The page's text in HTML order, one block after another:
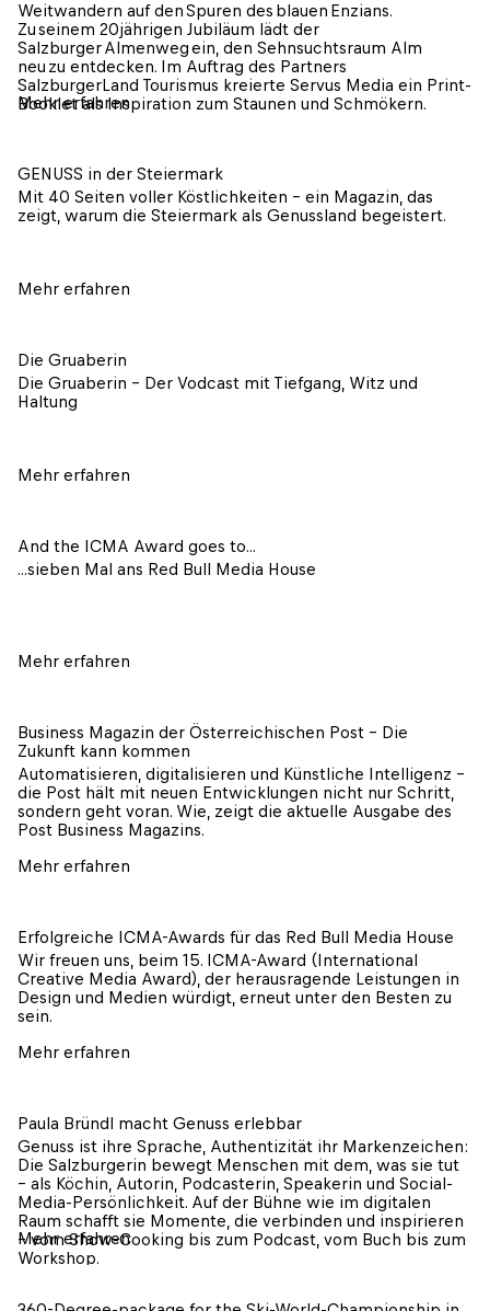
Weitwandern auf den Spuren des blauen Enzians.
Zu seinem 20jährigen Jubiläum lädt der
Salzburger Almenweg ein, den Sehnsuchtsraum Alm
neu zu entdecken. Im Auftrag des Partners
SalzburgerLand Tourismus kreierte Servus Media ein Print-
Booklet als Inspiration zum Staunen und Schmökern.
Mehr erfahren
GENUSS in der Steiermark
Mit 40 Seiten voller Köstlichkeiten – ein Magazin, das
zeigt, warum die Steiermark als Genussland begeistert.
Mehr erfahren
Die Gruaberin
Die Gruaberin - Der Vodcast mit Tiefgang, Witz und
Haltung
Mehr erfahren
And the ICMA Award goes to...
...sieben Mal ans Red Bull Media House
Mehr erfahren
Business Magazin der Österreichischen Post - Die
Zukunft kann kommen
Automatisieren, digitalisieren und Künstliche Intelligenz –
die Post hält mit neuen Entwicklungen nicht nur Schritt,
sondern geht voran. Wie, zeigt die aktuelle Ausgabe des
Post Business Magazins.
Mehr erfahren
Erfolgreiche ICMA-Awards für das Red Bull Media House
Wir freuen uns, beim 15. ICMA-Award (International
Creative Media Award), der herausragende Leistungen in
Design und Medien würdigt, erneut unter den Besten zu
sein.
Mehr erfahren
Paula Bründl macht Genuss erlebbar
Genuss ist ihre Sprache, Authentizität ihr Markenzeichen:
Die Salzburgerin bewegt Menschen mit dem, was sie tut
– als Köchin, Autorin, Podcasterin, Speakerin und Social-
Media-Persönlichkeit. Auf der Bühne wie im digitalen
Raum schafft sie Momente, die verbinden und inspirieren
– vom Show-Cooking bis zum Podcast, vom Buch bis zum
Workshop.
Mehr erfahren